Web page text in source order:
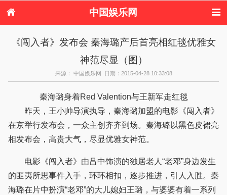
中国娱乐网
电视剧
演唱会 综艺节目
偶像活动
《闯入者》发布会 秦海璐产后首亮相红毯优雅女
神范尽显（图）
来源： 中国娱乐网 日期：2015-04-28 10:33:08
秦海璐身着Red Valention与王新军走红毯
昨天，王小帅导演执导，秦海璐加盟的电影《闯入者》
在京举行发布会，一众主创齐齐到场。秦海璐以黑色皮裙亮
相发布会，高贵大气，尽显优雅女神范。
电影《闯入者》由吕中饰演的独居老人“老邓”身边发生
的匪夷所思事件入手，环环相扣，逐步推进，引人入胜。秦
海璐在片中扮演“老邓”的大儿媳妇王璐，与婆婆有着一系列